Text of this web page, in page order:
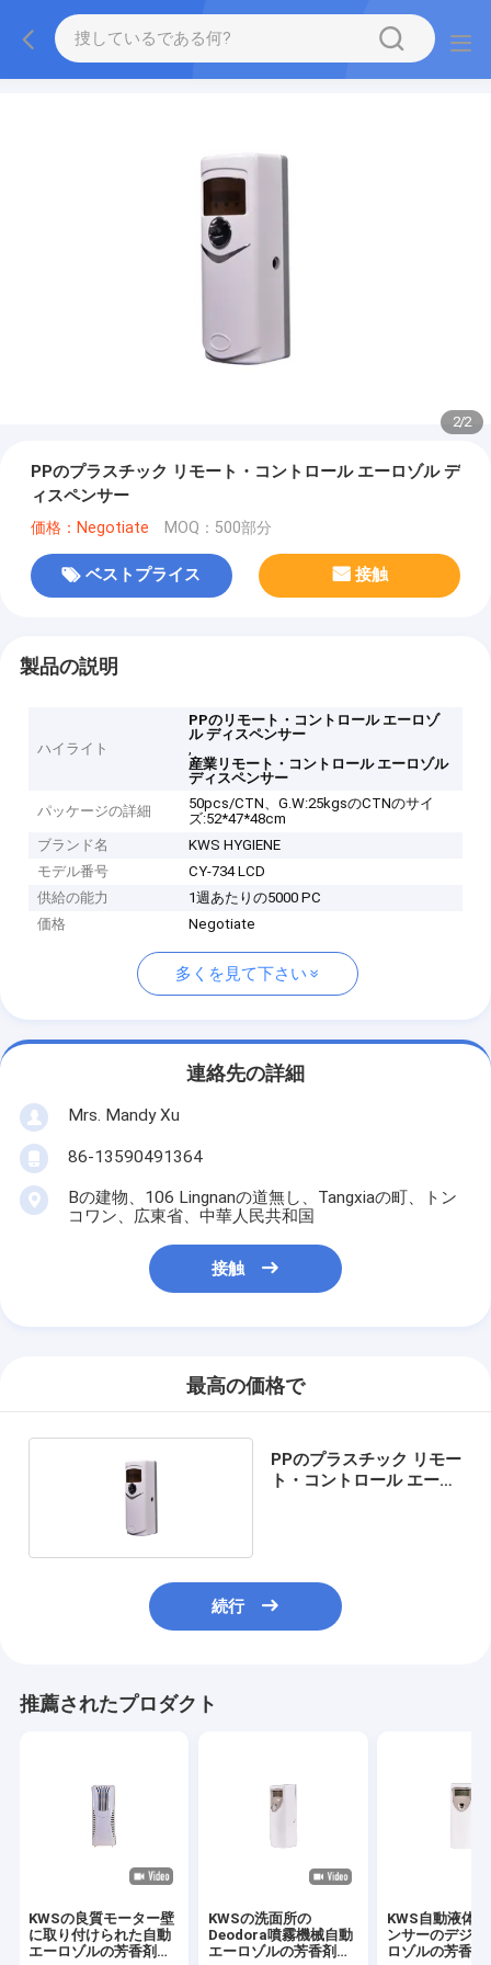
2/2
PPのプラスチック リモート・コントロール エーロゾル デ
ィスペンサー
価格：Negotiate MOQ：500部分
ベストプライス 接触
製品の説明
ハイライト
PPのリモート・コントロール エーロゾ
ル ディスペンサー
,
産業リモート・コントロール エーロゾル
ディスペンサー
パッケージの詳細
50pcs/CTN、G.W:25kgsのCTNのサイ
ズ:52*47*48cm
ブランド名
KWS HYGIENE
モデル番号
CY-734 LCD
供給の能力
1週あたりの5000 PC
価格
Negotiate
多くを見て下さい
連絡先の詳細
Mrs. Mandy Xu
86-13590491364
Bの建物、106 Lingnanの道無し、Tangxiaの町、トン
コワン、広東省、中華人民共和国
接触
最高の価格で
PPのプラスチック リモー
ト・コントロール エーロ
続行
推薦されたプロダクト
KWSの良質モーター壁
に取り付けられた自動
エーロゾルの芳香剤デ
KWSの洗面所の
Deodora噴霧機械自動
エーロゾルの芳香剤デ
KWS自動液体
ンサーのデジタ
ロゾルの芳香剤